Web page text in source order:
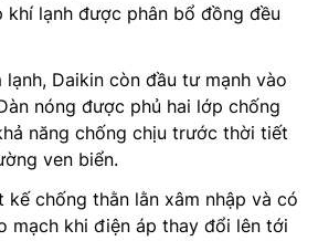
lạnh được phân bổ đồng đều
lạnh, Daikin còn đầu tư mạnh vào
nóng được phủ hai lớp chống
năng chống chịu trước thời tiết
ven biển.
chống thằn lằn xâm nhập và có
mạch khi điện áp thay đổi lên tới